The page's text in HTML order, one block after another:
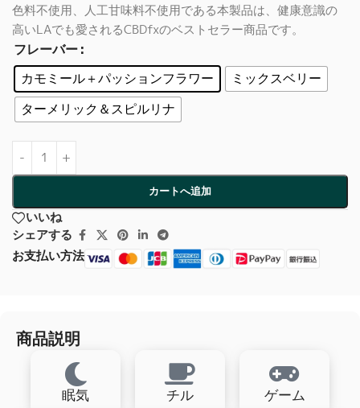
色料不使用、人工甘味料不使用である本製品は、健康意識の
高いLAでも愛されるCBDfxのベストセラー商品です。
フレーバー
カモミール＋パッションフラワー
ミックスベリー
ターメリック＆スピルリナ
カートへ追加
いいね
シェアする
お支払い方法
商品説明
眠気 チル ゲーム